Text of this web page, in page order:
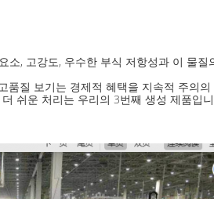
소, 고강도, 우수한 부식 저항성과 이 물
품질 보기는 경제적 혜택을 지속적 주의
쉬운 처리는 우리의 3번째 생성 제품